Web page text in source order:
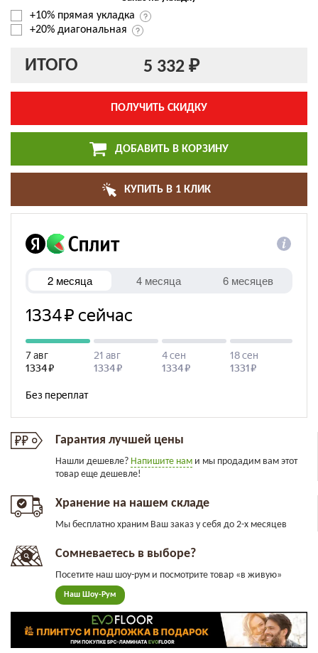
+10% прямая укладка
+20% диагональная
ИТОГО 5 332 ₽
ПОЛУЧИТЬ СКИДКУ
ДОБАВИТЬ В КОРЗИНУ
КУПИТЬ В 1 КЛИК
Гарантия лучшей цены
Нашли дешевле? Напишите нам и мы продадим вам этот
товар еще дешевле!
Хранение на нашем складе
Мы бесплатно храним Ваш заказ у себя до 2-х месяцев
Сомневаетесь в выборе?
Посетите наш шоу-рум и посмотрите товар «в живую»
Наш Шоу-Рум